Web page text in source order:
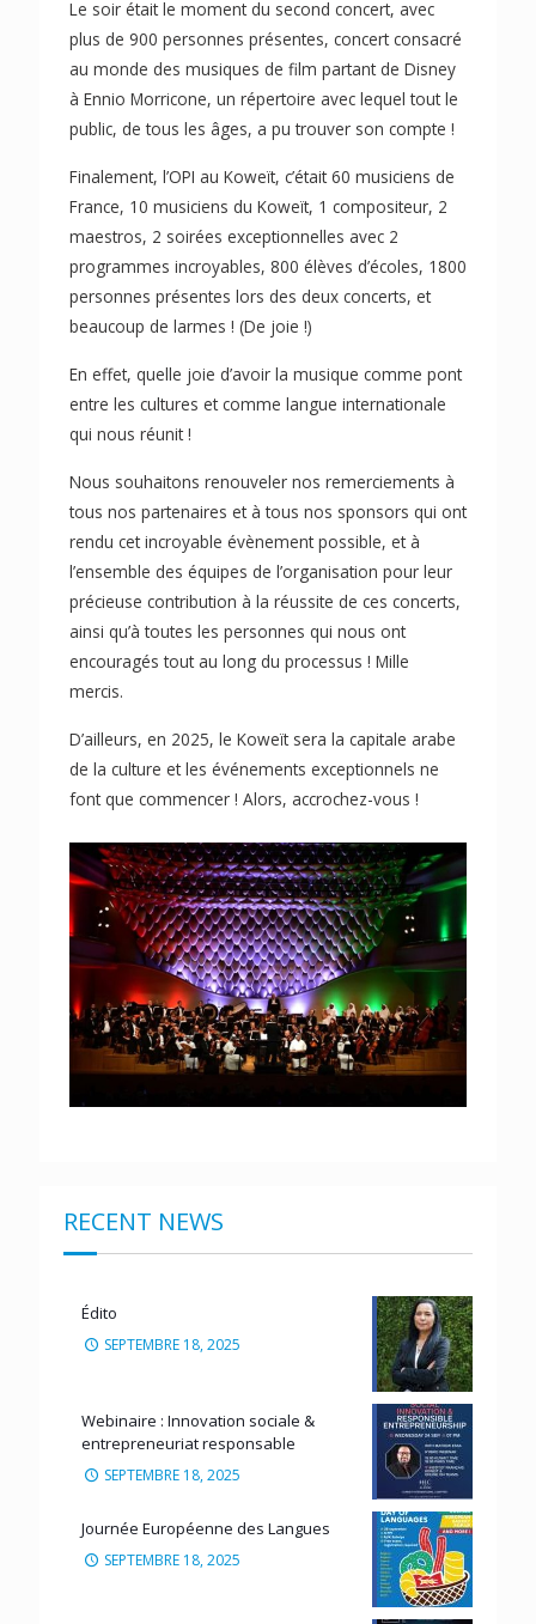
Le soir était le moment du second concert, avec
plus de 900 personnes présentes, concert consacré
au monde des musiques de film partant de Disney
à Ennio Morricone, un répertoire avec lequel tout le
public, de tous les âges, a pu trouver son compte !
Finalement, l’OPI au Koweït, c’était 60 musiciens de
France, 10 musiciens du Koweït, 1 compositeur, 2
maestros, 2 soirées exceptionnelles avec 2
programmes incroyables, 800 élèves d’écoles, 1800
personnes présentes lors des deux concerts, et
beaucoup de larmes ! (De joie !)
En effet, quelle joie d’avoir la musique comme pont
entre les cultures et comme langue internationale
qui nous réunit !
Nous souhaitons renouveler nos remerciements à
tous nos partenaires et à tous nos sponsors qui ont
rendu cet incroyable évènement possible, et à
l’ensemble des équipes de l’organisation pour leur
précieuse contribution à la réussite de ces concerts,
ainsi qu’à toutes les personnes qui nous ont
encouragés tout au long du processus ! Mille
mercis.
D’ailleurs, en 2025, le Koweït sera la capitale arabe
de la culture et les événements exceptionnels ne
font que commencer ! Alors, accrochez-vous !
RECENT NEWS
Édito
SEPTEMBRE 18, 2025
Webinaire : Innovation sociale &
entrepreneuriat responsable
SEPTEMBRE 18, 2025
Journée Européenne des Langues
SEPTEMBRE 18, 2025